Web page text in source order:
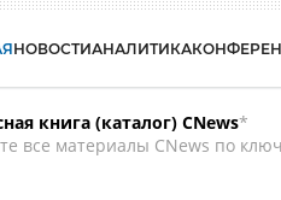
НОВОСТИАНАЛИТИКА
книга (каталог) CNews*
все материалы CNews по